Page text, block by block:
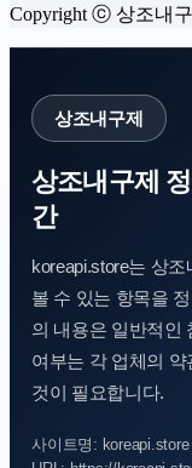
Copyright ⓒ 상조내구
상조내구제
상조내구제
간
koreapi.store는 상
볼 수 있는 항목을
의 내용은 일반적인
여부는 각 업체의
것이 필요합니다.
사이트명: koreapi.store